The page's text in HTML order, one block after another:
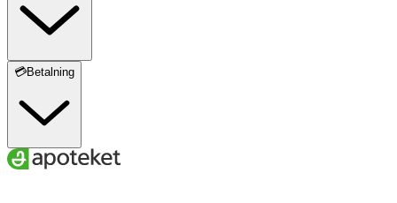
💳Betalning